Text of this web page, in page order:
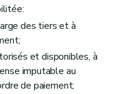
surveillance et au contrôle
et l'audit internes
et budgétaire
des tiers et à
et disponibles, à
imputable au
de paiement;